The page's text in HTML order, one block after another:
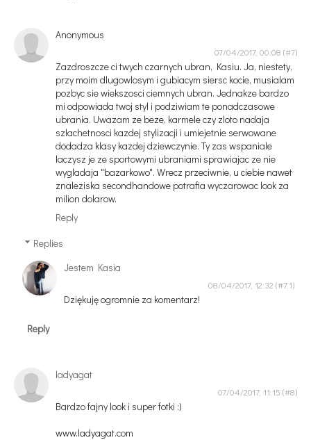
Anonymous
07/04/2017, 00:08
Zazdroszcze ci twych czarnych ubran, Kasiu. Ja, niestety,
przy moim dlugowlosym i gubiacym siersc kocie, musialam
pozbyc sie wiekszosci ciemnych ubran. Jednakze bardzo
mi odpowiada twoj styl i podziwiam te ponadczasowe
ubrania. Uwazam ze beze, karmele czy zloto nadaja
szlachetnosci kazdej stylizacji i umiejetnie serwowane
dodadza klasy kazdej dziewczynie. Ty zas wspaniale
laczysz je ze sportowymi ubraniami sprawiajac ze nie
wygladaja "bazarkowo". Wrecz przeciwnie, u ciebie nawet
znaleziska secondhandowe potrafia wyczarowac look za
milion dolarow.
Reply
Replies
Jestem Kasia
08/04/2017, 12:32
Dziękuję ogromnie za komentarz!
Reply
ladyagat
07/04/2017, 11:15
Bardzo fajny look i super fotki :)
www.ladyagat.com